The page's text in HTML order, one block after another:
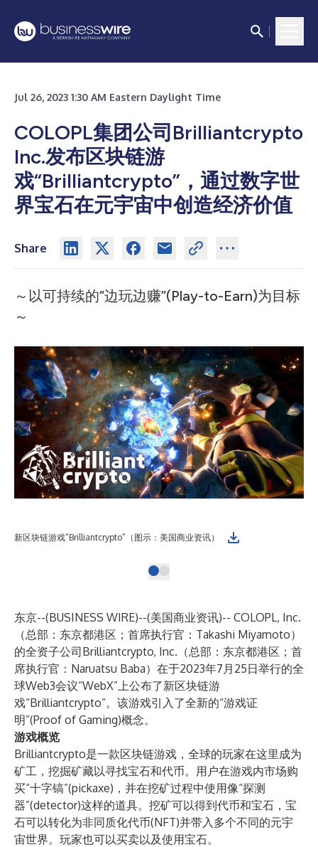
Jul 26, 2023 1:30 AM Eastern Daylight Time
COLOPL集团公司Brilliantcrypto
Inc.发布区块链游
戏“Brilliantcrypto”，通过数字世
界宝石在元宇宙中创造经济价值
Share
～以可持续的“边玩边赚”(Play-to-Earn)为目标
～
新区块链游戏“Brilliantcrypto”（图示：美国商业资讯）
东京--(BUSINESS WIRE)--(美国商业资讯)-- COLOPL, Inc.
（总部：东京都港区；首席执行官：Takashi Miyamoto）
的全资子公司Brilliantcrypto, Inc.（总部：东京都港区；首
席执行官：Naruatsu Baba）在于2023年7月25日举行的全
球Web3会议“WebX”上公布了新区块链游
戏“Brilliantcrypto”。该游戏引入了全新的“游戏证
明”(Proof of Gaming)概念。
游戏概览
Brilliantcrypto是一款区块链游戏，全球的玩家在这里成为
矿工，挖掘矿藏以寻找宝石和代币。用户在游戏内市场购
买“十字镐”(pickaxe)，并在挖矿过程中使用像“探测
器”(detector)这样的道具。挖矿可以得到代币和宝石，宝
石可以转化为非同质化代币(NFT)并带入多个不同的元宇
宙世界。玩家也可以买卖以及使用宝石。